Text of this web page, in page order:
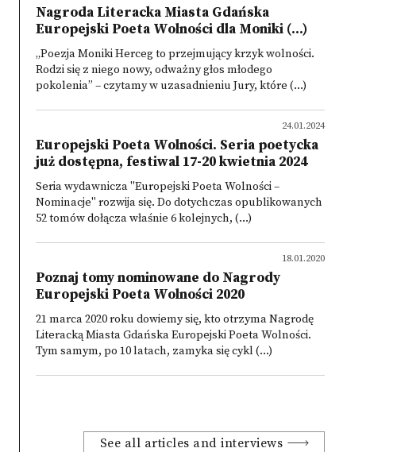
Nagroda Literacka Miasta Gdańska
Europejski Poeta Wolności dla Moniki (...)
„Poezja Moniki Herceg to przejmujący krzyk wolności.
Rodzi się z niego nowy, odważny głos młodego
pokolenia” – czytamy w uzasadnieniu Jury, które (...)
24.01.2024
Europejski Poeta Wolności. Seria poetycka
już dostępna, festiwal 17-20 kwietnia 2024
Seria wydawnicza "Europejski Poeta Wolności –
Nominacje" rozwija się. Do dotychczas opublikowanych
52 tomów dołącza właśnie 6 kolejnych, (...)
18.01.2020
Poznaj tomy nominowane do Nagrody
Europejski Poeta Wolności 2020
21 marca 2020 roku dowiemy się, kto otrzyma Nagrodę
Literacką Miasta Gdańska Europejski Poeta Wolności.
Tym samym, po 10 latach, zamyka się cykl (...)
See all articles and interviews